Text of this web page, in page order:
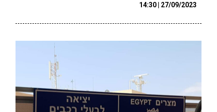
27/09/2023 | 14:30